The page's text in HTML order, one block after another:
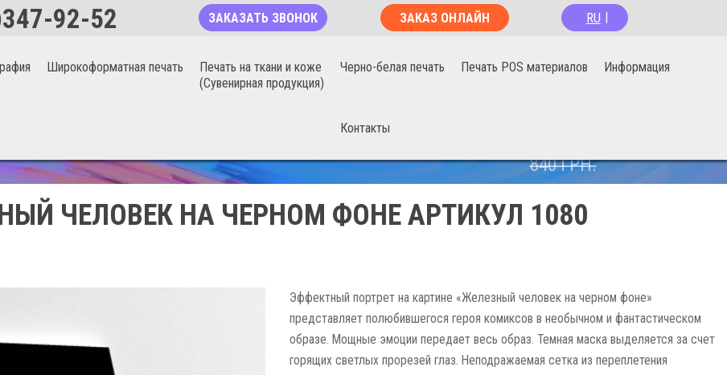
347-92-52 ЗАКАЗАТЬ ЗВОНОК ЗАКАЗ ОНЛАЙН RU
Широкоформатная печать
Печать на ткани и коже
(Сувенирная продукция)
Черно-белая печать Печать POS материалов Информация
Контакты
840ГРН.
ЧЕЛОВЕК НА ЧЕРНОМ ФОНЕ АРТИКУЛ 1080
Эффектный портрет на картине «Железный человек на черном фоне»
представляет полюбившегося героя комиксов в необычном и фантастическом
образе. Мощные эмоции передает весь образ. Темная маска выделяется за счет
горящих светлых прорезей глаз. Неподражаемая сетка из переплетения